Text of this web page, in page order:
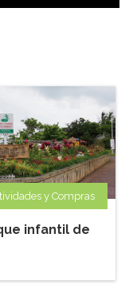
y Compras
infantil de